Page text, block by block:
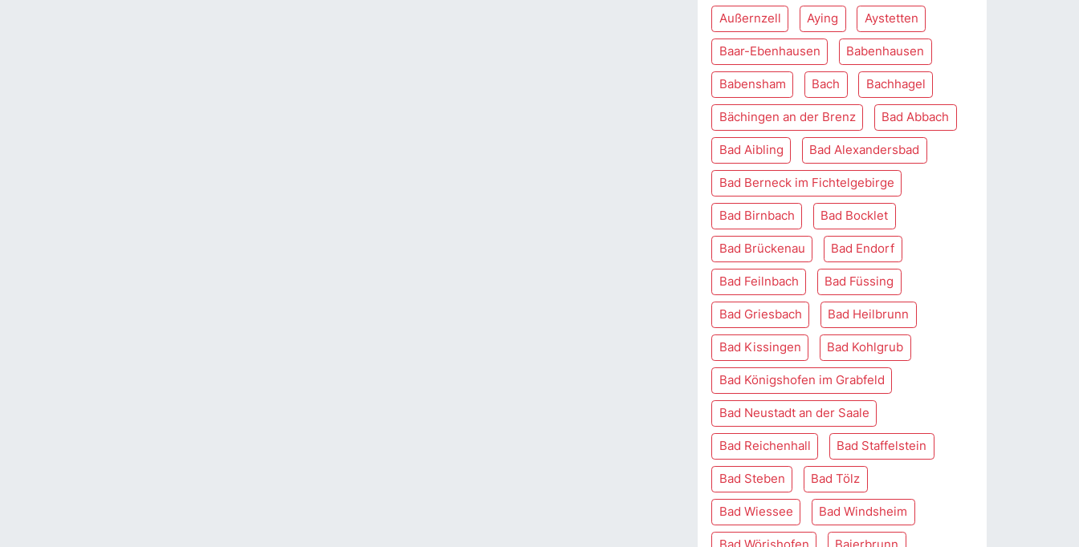
Außernzell Aying Aystetten
Baar-Ebenhausen Babenhausen
Babensham Bach Bachhagel
Bächingen an der Brenz Bad Abbach
Bad Aibling Bad Alexandersbad
Bad Berneck im Fichtelgebirge
Bad Birnbach Bad Bocklet
Bad Brückenau Bad Endorf
Bad Feilnbach Bad Füssing
Bad Griesbach Bad Heilbrunn
Bad Kissingen Bad Kohlgrub
Bad Königshofen im Grabfeld
Bad Neustadt an der Saale
Bad Reichenhall Bad Staffelstein
Bad Steben Bad Tölz
Bad Wiessee Bad Windsheim